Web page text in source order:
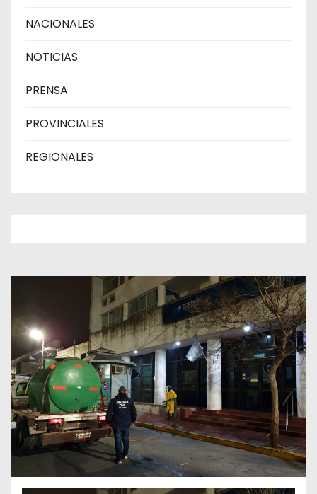
NACIONALES
NOTICIAS
PRENSA
PROVINCIALES
REGIONALES